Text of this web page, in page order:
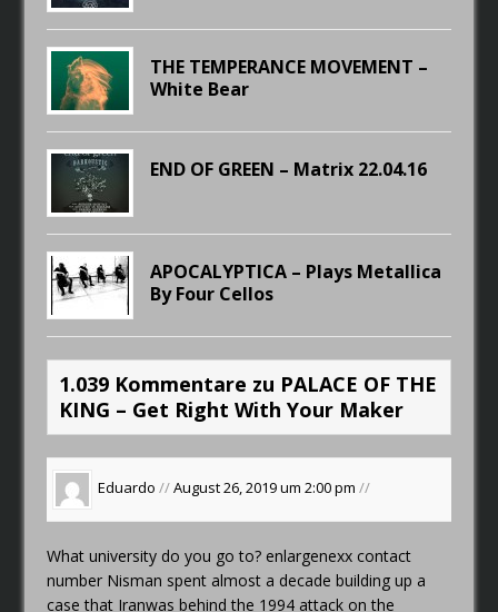
THE TEMPERANCE MOVEMENT –
White Bear
END OF GREEN – Matrix 22.04.16
APOCALYPTICA – Plays Metallica
By Four Cellos
1.039 Kommentare zu PALACE OF THE
KING – Get Right With Your Maker
Eduardo //August 26, 2019 um 2:00 pm//
What university do you go to?enlargenexx contact
number Nisman spent almost a decade building up a
case that Iranwas behind the 1994 attack on the